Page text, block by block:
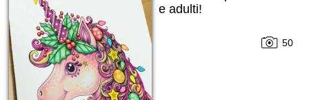
e adulti!
50